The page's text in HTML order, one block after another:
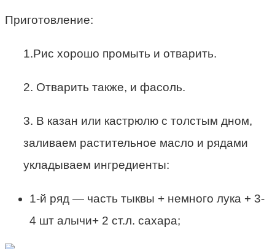
Приготовление:
1.Рис хорошо промыть и отварить.
2. Отварить также, и фасоль.
3. В казан или кастрюлю с толстым дном,
заливаем растительное масло и рядами
укладываем ингредиенты:
1-й ряд — часть тыквы + немного лука + 3-
4 шт алычи+ 2 ст.л. сахара;